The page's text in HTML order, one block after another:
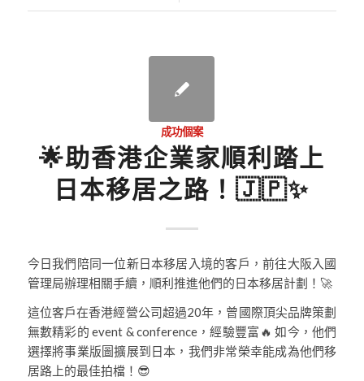
成功個案
🌟助香港企業家順利踏上
日本移居之路！🇯🇵✨
今日我們陪同一位新日本移居入境的客戶，前往大阪入國
管理局辦理相關手續，順利推進他們的日本移居計劃！🚀
這位客戶在香港經營公司超過20年，曾國際頂尖品牌策劃
無數精彩的 event & conference，經驗豐富🔥 如今，他們
選擇將事業版圖擴展到日本，我們非常榮幸能成為他們移
居路上的最佳拍檔！😎